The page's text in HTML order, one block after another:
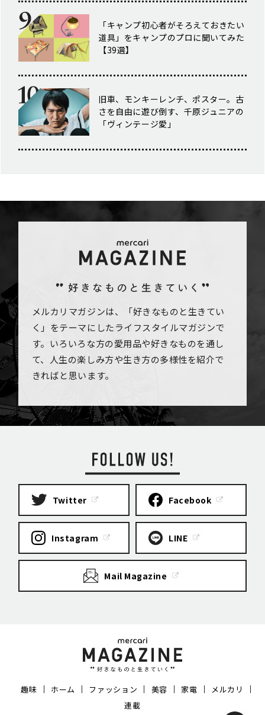
「キャンプ初心者がそろえておきたい
道具」をキャンプのプロに聞いてみた
【39選】
旧車、モンキーレンチ、ポスター。古
さを自由に遊び倒す、千原ジュニアの
「ヴィンテージ愛」
メルカリマガジンは、「好きなものと生きてい
く」をテーマにしたライフスタイルマガジンで
す。いろいろな方の愛用品や好きなものを通し
て、人生の楽しみ方や生き方の多様性を紹介で
きればと思います。
Twitter Facebook
Instagram LINE
Mail Magazine
趣味 ホーム ファッション 美容 家電
メルカリ
連載